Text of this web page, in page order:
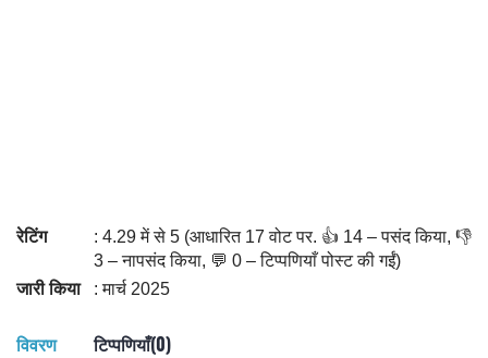
रेटिंग
: 4.29 में से 5 (आधारित 17 वोट पर. 👍 14 – पसंद किया, 👎
3 – नापसंद किया, 💬 0 – टिप्पणियाँ पोस्ट की गईं)
जारी किया
: मार्च 2025
विवरण टिप्पणियाँ(0)